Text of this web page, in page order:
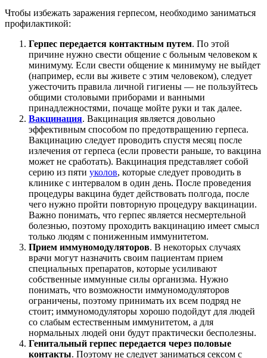
Чтобы избежать заражения герпесом, необходимо заниматься
профилактикой:
Герпес передается контактным путем. По этой
причине нужно свести общение с больным человеком к
минимуму. Если свести общение к минимуму не выйдет
(например, если вы живете с этим человеком), следует
ужесточить правила личной гигиены — не пользуйтесь
общими столовыми приборами и ванными
принадлежностями, почаще мойте руки и так далее.
Вакцинация. Вакцинация является довольно
эффективным способом по предотвращению герпеса.
Вакцинацию следует проводить спустя месяц после
излечения от герпеса (если провести раньше, то вакцина
может не сработать). Вакцинация представляет собой
серию из пяти уколов, которые следует проводить в
клинике с интервалом в один день. После проведения
процедуры вакцина будет действовать полгода, после
чего нужно пройти повторную процедуру вакцинации.
Важно понимать, что герпес является несмертельной
болезнью, поэтому проходить вакцинацию имеет смысл
только людям с пониженным иммунитетом.
Прием иммуномодуляторов. В некоторых случаях
врачи могут назначить своим пациентам прием
специальных препаратов, которые усиливают
собственные иммунные силы организма. Нужно
понимать, что возможности иммуномодуляторов
ограничены, поэтому принимать их всем подряд не
стоит; иммуномодуляторы хорошо подойдут для людей
со слабым естественным иммунитетом, а для
нормальных людей они будут практически бесполезны.
Генитальный герпес передается через половые
контакты. Поэтому не следует заниматься сексом с